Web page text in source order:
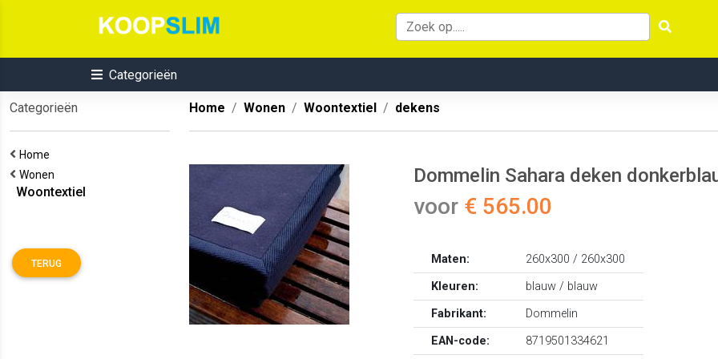
Categorieën
Categorieën
Home
Wonen
Woontextiel
TERUG
Home Wonen Woontextiel dekens
Dommelin Sahara deken
voor € 565.00
Maten:
260x300 / 260x300
Kleuren:
blauw / blauw
Fabrikant:
Dommelin
EAN-code:
8719501334621